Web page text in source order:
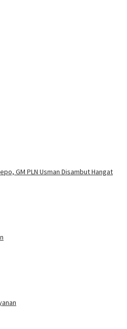
GM PLN Usman Disambut Hangat